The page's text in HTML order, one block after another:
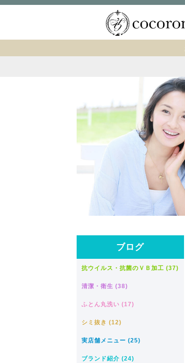
ブログ
抗ウイルス・抗菌のＶＢ加工 (37)
清潔・衛生 (38)
ふとん丸洗い (17)
シミ抜き (12)
実店舗メニュー (25)
ブランド紹介 (24)